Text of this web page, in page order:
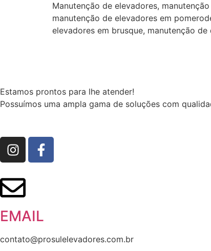
Manutenção de elevadores,
manutenção de elevadores em
elevadores em brusque, manutenção
Estamos prontos para lhe atender!
Possuímos uma ampla gama de soluções com
EMAIL
contato@prosulelevadores.com.br